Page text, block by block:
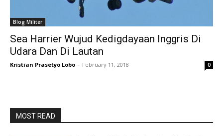
Blog Militer
Sea Harrier Wujud Kedigdayaan Inggris Di
Udara Dan Di Lautan
Kristian Prasetyo Lobo - February 11, 2018 0
MOST READ